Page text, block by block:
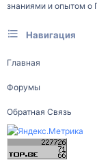
знаниями и опытом
Навигация
Главная
Форумы
Обратная Связь